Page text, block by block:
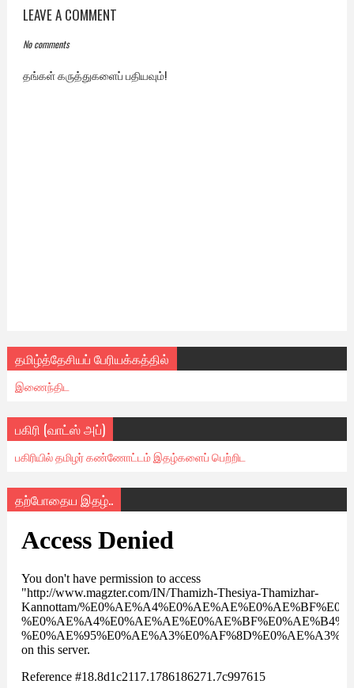
LEAVE A COMMENT
No comments
தங்கள் கருத்துகளைப் பதியவும்!
தமிழ்த்தேசியப் பேரியக்கத்தில்
இணைந்திட
பகிரி (வாட்ஸ் அப்)
பகிரியில் தமிழர் கண்ணோட்டம் இதழ்களைப் பெற்றிட
தற்போதைய இதழ்..